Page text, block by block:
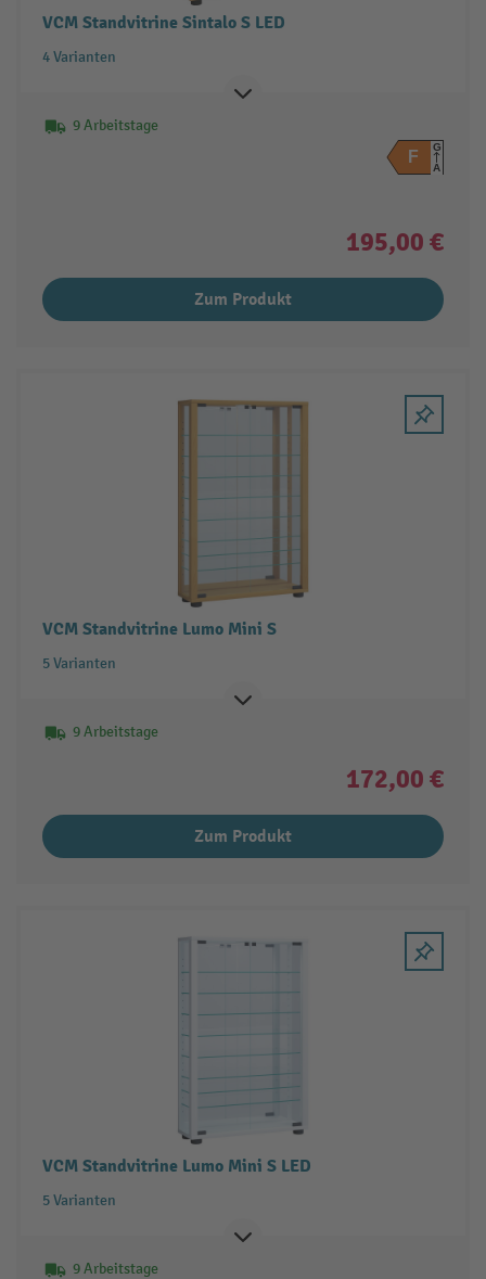
VCM Standvitrine Sintalo S LED
4 Varianten
9 Arbeitstage
F
G
A
195,00 €
Zum Produkt
VCM Standvitrine Lumo Mini S
5 Varianten
9 Arbeitstage
172,00 €
Zum Produkt
VCM Standvitrine Lumo Mini S LED
5 Varianten
9 Arbeitstage